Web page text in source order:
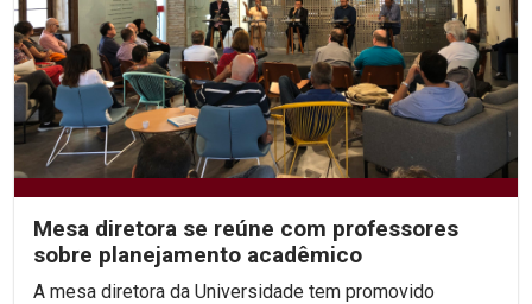
Mesa diretora se reúne com professores
sobre planejamento acadêmico
A mesa diretora da Universidade tem promovido